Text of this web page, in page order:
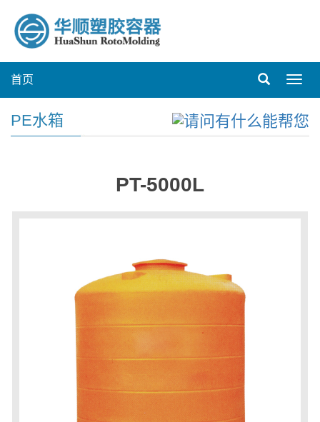
首页
PE水箱
PT-5000L